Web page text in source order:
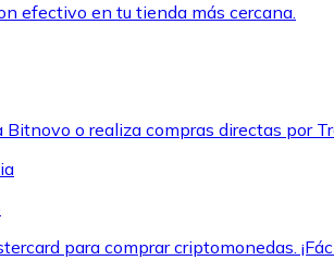
efectivo en tu tienda más cercana.
o realiza compras directas por
para comprar criptomonedas.